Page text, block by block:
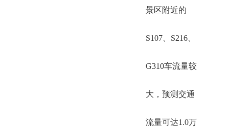
景区附近的
S107、S216、
G310车流量较
大，预测交通
流量可达1.0万